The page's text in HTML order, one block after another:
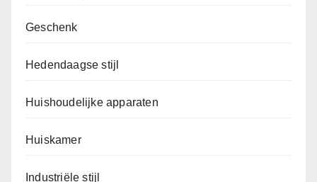
Geschenk
Hedendaagse stijl
Huishoudelijke apparaten
Huiskamer
Industriële stijl